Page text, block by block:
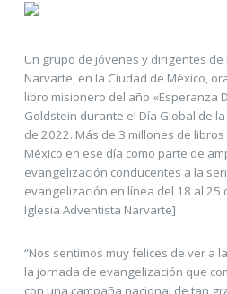
Un grupo de jóvenes y dirigentes
Narvarte, en la Ciudad de México,
libro misionero del año «Esperanza
Goldstein durante el Día Global de
de 2022. Más de 3 millones de
México en ese día como parte de
evangelización conducentes a la
evangelización en línea del 18 al 25
Iglesia Adventista Narvarte]
“Nos sentimos muy felices de ver a
la jornada de evangelización que
con una campaña nacional de tan